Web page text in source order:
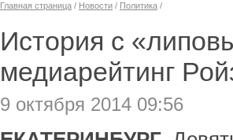
Главная страница / Новости / Политика /
История с
медиарейтинг
9 октября 2014 09:56